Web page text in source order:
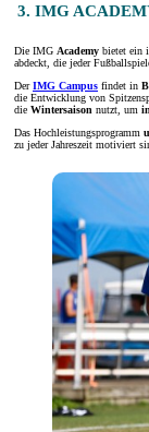
3. IMG
Die IMG Academy bietet ein
abdeckt, die jeder
DerIMG Campus findet in
die Entwicklung von
die Wintersaison nutzt, um
Das Hochleistungsprogramm
zu jeder Jahreszeit motiviert